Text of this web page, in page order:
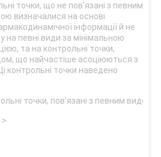
точки, що не пов’язані з певним
визначалися на основі
інформації й не
на певні види за мінімальною
та на контрольні точки,
що найчастіше асоціюються з
контрольні точки наведено
точки, пов’язані з певним видом
>